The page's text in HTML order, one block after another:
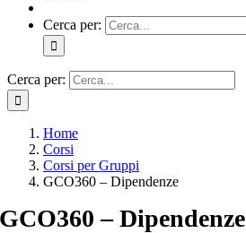
Cerca per:
Cerca per:
Home
Corsi
Corsi per Gruppi
GCO360 – Dipendenze
GCO360 – Dipendenze